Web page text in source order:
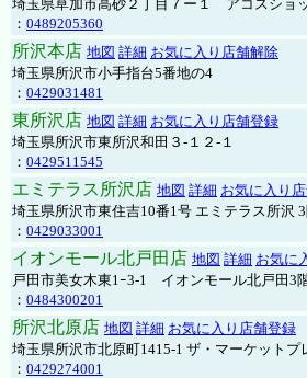
埼玉県草加市高砂２丁目７ー１ アコスショ
： 0489205360
所沢本店 地図 詳細 お気に入り店舗解除
埼玉県所沢市小手指台5番地の4
： 0429031481
東所沢店 地図 詳細 お気に入り店舗登録
埼玉県所沢市東所沢和田３-１２-１
： 0429511545
エミテラス所沢店 地図 詳細 お気に入り
埼玉県所沢市東住吉10番1号 エミテラス所沢
： 0429033001
イオンモール北戸田店 地図 詳細 お気に
戸田市美女木東1ｰ3‐1 イオンモール北戸田3
： 0484300201
所沢北原店 地図 詳細 お気に入り店舗登録
埼玉県所沢市北原町1415-1 ザ・マーケットプ
： 0429274001